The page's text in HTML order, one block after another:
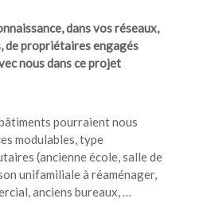
dans vos réseaux,
de propriétaires engagés
nous dans ce projet
pourraient nous
modulables, type
(ancienne école, salle de
unifamiliale à réaménager,
anciens bureaux, …